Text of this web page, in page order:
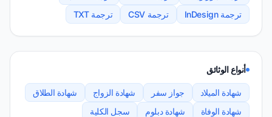
ترجمة InDesign
ترجمة CSV ترجمة TXT
أنواع الوثائق
شهادة الميلاد جواز سفر شهادة الزواج
شهادة الطلاق
شهادة الوفاة
شهادة دبلوم
سجل الكلية